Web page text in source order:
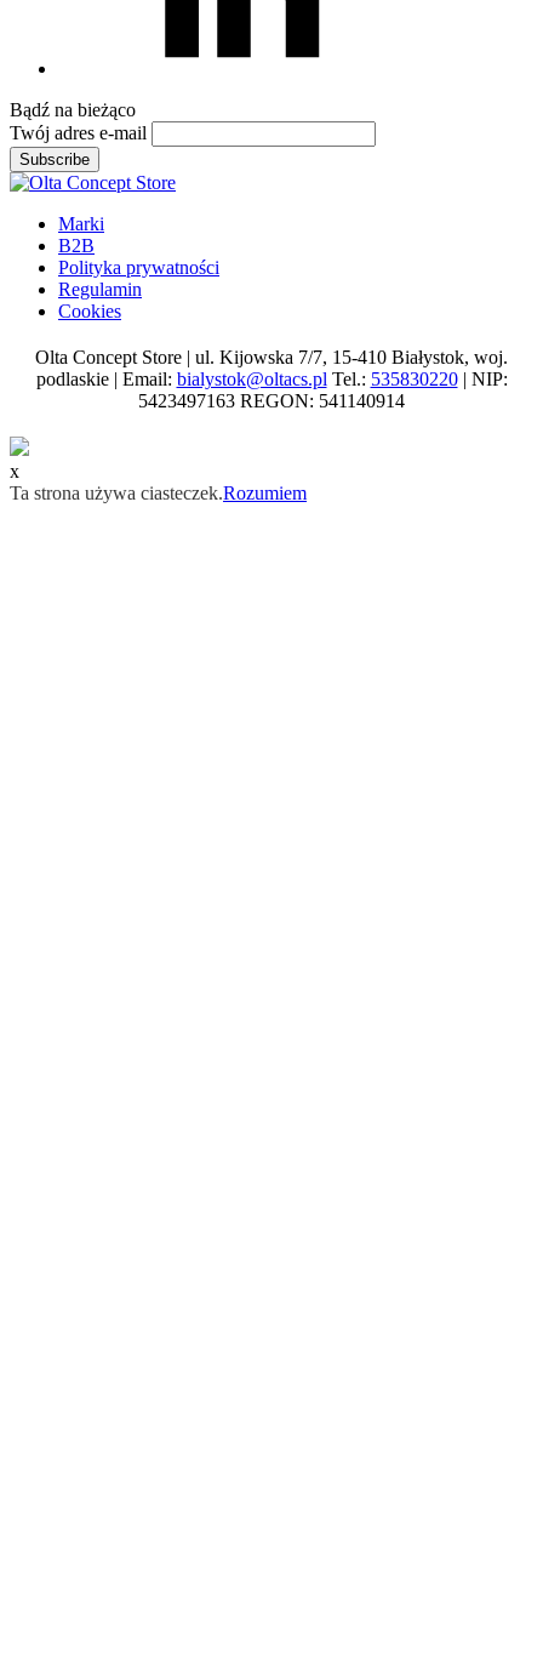
Bądź na bieżąco
Twój adres e-mail
Subscribe
Marki
B2B
Polityka prywatności
Regulamin
Cookies
Olta Concept Store | ul. Kijowska 7/7, 15-410 Białystok, woj.
podlaskie | Email: bialystok@oltacs.plTel.: 535830220| NIP:
5423497163 REGON: 541140914
x
Ta strona używa ciasteczek.Rozumiem